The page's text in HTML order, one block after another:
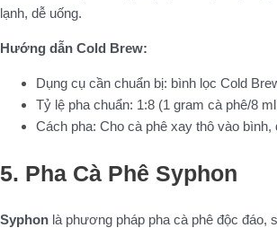
lạnh, dễ uống.
Hướng dẫn Cold Brew:
Dụng cụ cần chuẩn bị: bình lọc Cold
Tỷ lệ pha chuẩn: 1:8 (1 gram cà phê/8
Cách pha: Cho cà phê xay thô vào
5. Pha Cà Phê Syphon
Syphon là phương pháp pha cà phê độc